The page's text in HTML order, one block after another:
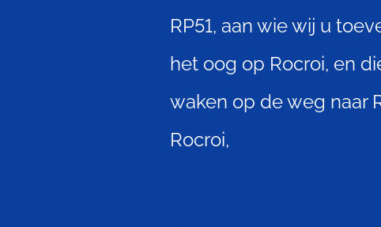
RP51, aan wie wij u
het oog op Rocroi, en
waken op de weg naar
Rocroi,